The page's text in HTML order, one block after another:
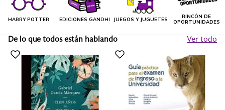
HARRY POTTER EDICIONES GANDHI JUEGOS Y JUGUETES
RINCÓN DE
OPORTUNIDADES
De lo que todos están hablando Ver todo